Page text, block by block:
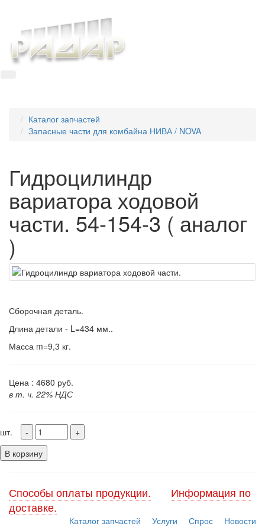
Каталог запчастей
Запасные части для комбайна НИВА / NOVA
Гидроцилиндр
вариатора ходовой
части. 54-154-3 ( аналог
)
Сборочная деталь.
Длина детали - L=434 мм..
Масса m=9,3 кг.
Цена : 4680 руб.
в т. ч. 22% НДС
шт.
В корзину
Способы оплаты продукции.
Информация по
доставке.
Каталог запчастей Услуги Спрос
Новости